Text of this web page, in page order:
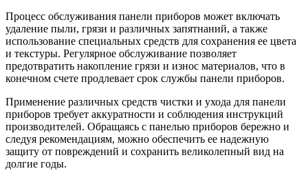
Процесс обслуживания панели приборов может включать
удаление пыли, грязи и различных запятнаний, а также
использование специальных средств для сохранения ее цвета
и текстуры. Регулярное обслуживание позволяет
предотвратить накопление грязи и износ материалов, что в
конечном счете продлевает срок службы панели приборов.
Применение различных средств чистки и ухода для панели
приборов требует аккуратности и соблюдения инструкций
производителей. Обращаясь с панелью приборов бережно и
следуя рекомендациям, можно обеспечить ее надежную
защиту от повреждений и сохранить великолепный вид на
долгие годы.